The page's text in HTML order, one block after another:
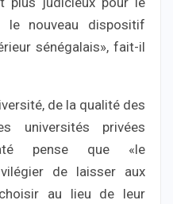
le nouveau dispositif
sénégalais», fait-il
de la qualité des
universités privées
pense que «le
de laisser aux
au lieu de leur